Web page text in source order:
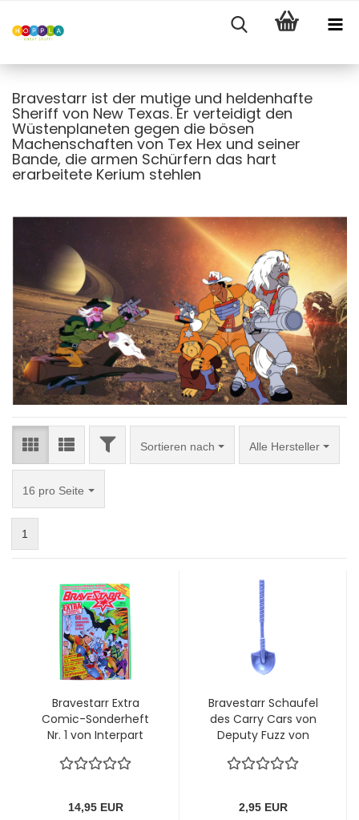
Bravestarr ist der mutige und heldenhafte
Sheriff von New Texas. Er verteidigt den
Wüstenplaneten gegen die bösen
Machenschaften von Tex Hex und seiner
Bande, die armen Schürfern das hart
erarbeitete Kerium stehlen
FILTERSortieren nach
Sortieren nach Alle Hersteller
16 pro Seite
pro Seite
1
Bravestarr Extra
Comic-Sonderheft
Nr. 1 von Interpart
14,95 EUR
Bravestarr Schaufel
des Carry Cars von
Deputy Fuzz von
2,95 EUR